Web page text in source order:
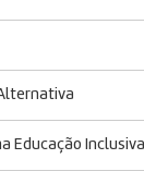
Educação Inclusiva